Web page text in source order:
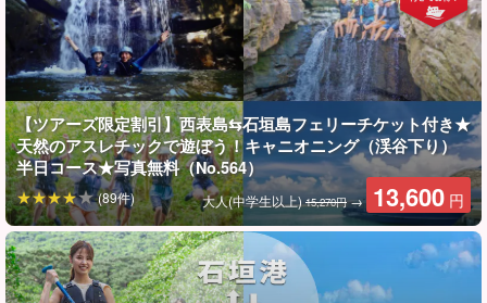
少し行くと渓流と池があり、清流で泳いでいるお魚たちを見るこ
とができます。近くにモダマのブランコもあり、お子様やご年配
の方でも楽しめます。
【ツアーズ限定割引】西表島⇆石垣島フェリーチケット付き★
天然のアスレチックで遊ぼう！キャニオニング（渓谷下り）
半日コース★写真無料（No.564）
大人(中学生以上) 15,270円→ 13,600 円
(89件)